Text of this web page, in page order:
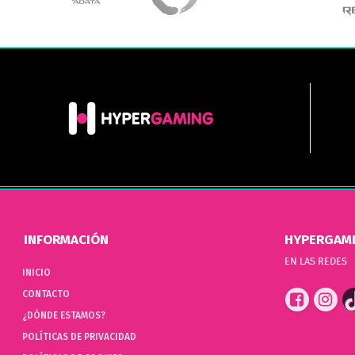
INFORMACIÓN
INICIO
CONTACTO
¿DÓNDE ESTAMOS?
POLÍTICAS DE PRIVACIDAD
EN LAS REDES